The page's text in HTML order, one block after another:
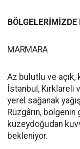
BÖLGELERİMİZDE
MARMARA
Az bulutlu ve
İstanbul, Kırklareli
yerel sağanak
Rüzgârın, bölgenin
kuzeydoğudan
bekleniyor.